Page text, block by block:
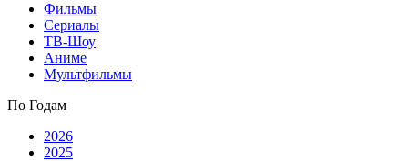
Фильмы
Сериалы
ТВ-Шоу
Аниме
Мультфильмы
По Годам
2026
2025